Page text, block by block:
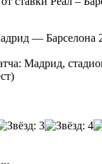
— Барселона
Мадрид,